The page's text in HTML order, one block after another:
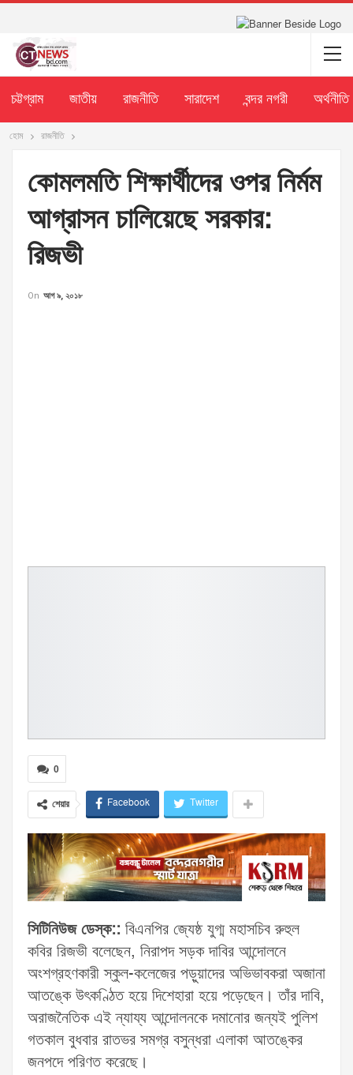
চট্টগ্রাম জাতীয় রাজনীতি সারাদেশ বন্দর নগরী অর্থনীতি
হোম রাজনীতি
কোমলমতি শিক্ষার্থীদের ওপর নির্মম
আগ্রাসন চালিয়েছে সরকার:
রিজভী
On আগ ৯, ২০১৮
0
শেয়ার Facebook Twitter
সিটিনিউজ ডেস্ক:: বিএনপির জ্যেষ্ঠ যুগ্ম মহাসচিব রুহুল
কবির রিজভী বলেছেন, নিরাপদ সড়ক দাবির আন্দোলনে
অংশগ্রহণকারী স্কুল-কলেজের পড়ুয়াদের অভিভাবকরা অজানা
আতঙ্কে উৎকণ্ঠিত হয়ে দিশেহারা হয়ে পড়েছেন। তাঁর দাবি,
অরাজনৈতিক এই ন্যায্য আন্দোলনকে দমানোর জন্যই পুলিশ
গতকাল বুধবার রাতভর সমগ্র বসুন্ধরা এলাকা আতঙ্কের
জনপদে পরিণত করেছে।